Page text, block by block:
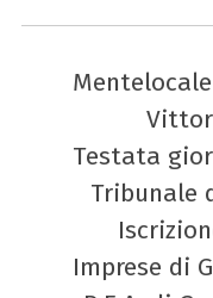
Testata
Tribunale
Imprese di